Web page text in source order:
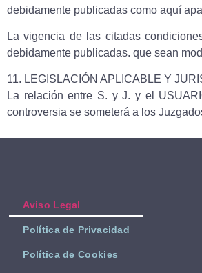
debidamente publicadas como aquí
La vigencia de las citadas
debidamente publicadas. que sean
11. LEGISLACIÓN APLICABLE Y
La relación entre S. y J. y el
controversia se someterá a los
Aviso Legal
Política de Privacidad
Política de Cookies